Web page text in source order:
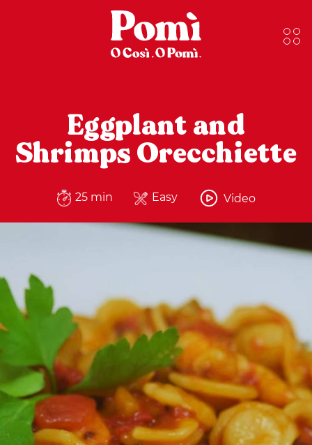
Eggplant and
Shrimps Orecchiette
25 min Easy Video